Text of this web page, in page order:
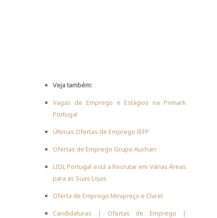
Veja também:
Vagas de Emprego e Estágios na Primark
Portugal
Últimas Ofertas de Emprego IEFP
Ofertas de Emprego Grupo Auchan
LIDL Portugal está a Recrutar em Várias Áreas
para as Suas Lojas
Oferta de Emprego Minipreço e Clarel
Candidaturas | Ofertas de Emprego |